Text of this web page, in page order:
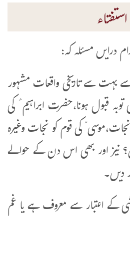
استفتاء
درایں مسئلہ کہ:
سے بہت سے تاریخی واقعات مشہور
قبول ہونا،حضرت ابراہیم ؑ کی
کی قوم کو نجات وغیرہ
نیز اور بھی اس دن کے حوالے
دیں۔
کے اعتبار سے معروف ہے یا غم